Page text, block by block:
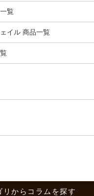
覧
イル 商品一覧
リからコラムを探す